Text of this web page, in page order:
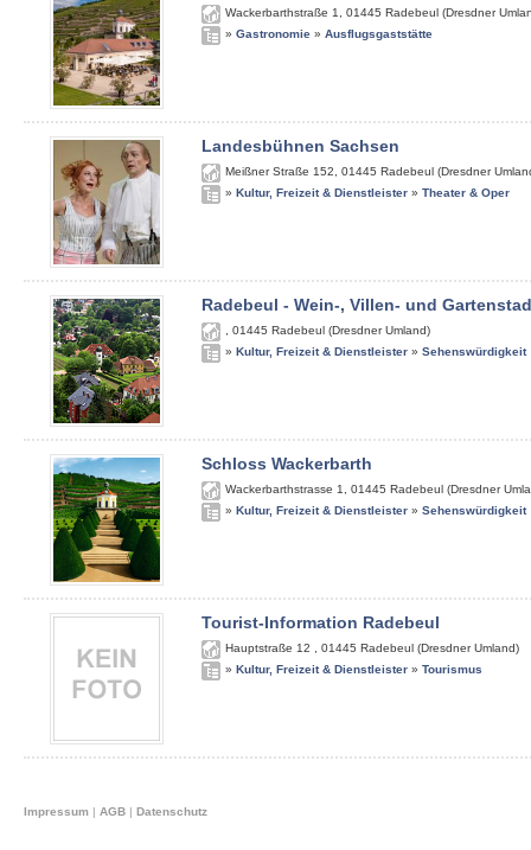
Wackerbarthstraße 1 01445 Radebeul (Dresdner
» Gastronomie » Ausflugsgaststätte
Landesbühnen Sachsen
Meißner Straße 152 01445 Radebeul (Dresdner
» Kultur, Freizeit & Dienstleister » Theater & Oper
Radebeul - Wein-, Villen- und
01445 Radebeul (Dresdner Umland)
» Kultur, Freizeit & Dienstleister » Sehenswürdigkeit
Schloss Wackerbarth
Wackerbarthstrasse 1 01445 Radebeul (Dresdner
» Kultur, Freizeit & Dienstleister » Sehenswürdigkeit
Tourist-Information Radebeul
Hauptstraße 12 01445 Radebeul (Dresdner Umland)
» Kultur, Freizeit & Dienstleister » Tourismus
Impressum | AGB | Datenschutz